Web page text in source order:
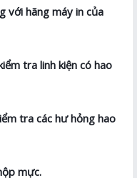
với hãng máy in của
tra linh kiện có hao
tra các hư hỏng hao
mực.